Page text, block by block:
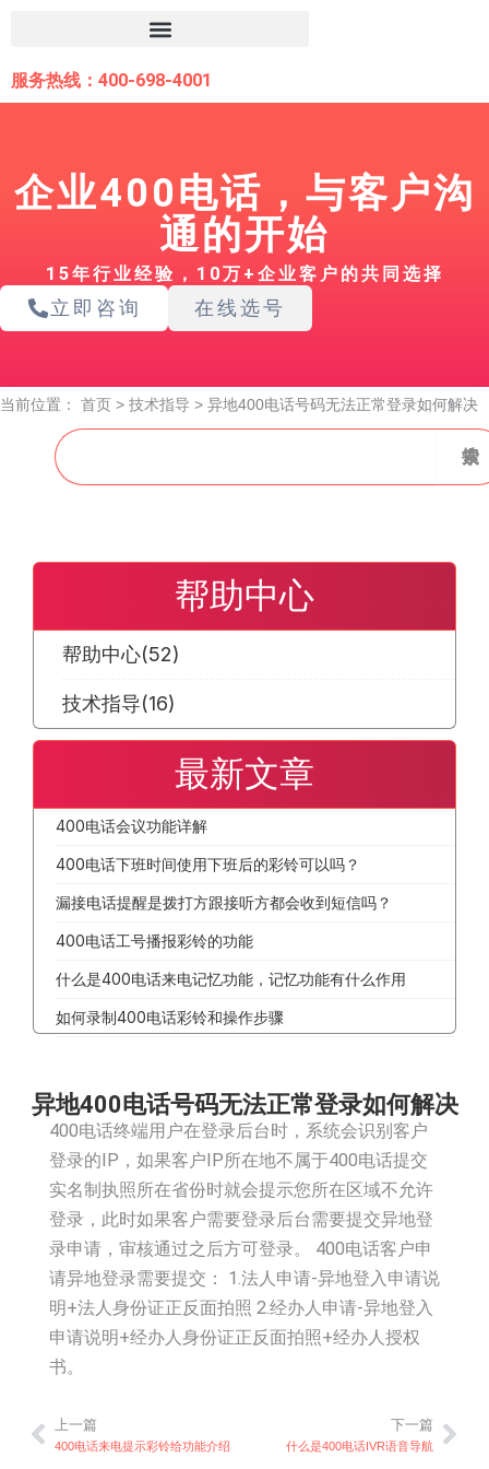
内
容
服务热线：400-698-4001
企业400电话，与客户沟
通的开始
15年行业经验，10万+企业客户的共同选择
立即咨询 在线选号
当前位置： 首页 > 技术指导 > 异地400电话号码无法正常登录如何解决
搜
索
搜索
帮助中心
帮助中心(52)
技术指导(16)
最新文章
400电话会议功能详解
400电话下班时间使用下班后的彩铃可以吗？
漏接电话提醒是拨打方跟接听方都会收到短信吗？
400电话工号播报彩铃的功能
什么是400电话来电记忆功能，记忆功能有什么作用
如何录制400电话彩铃和操作步骤
异地400电话号码无法正常登录如何解决
400电话终端用户在登录后台时，系统会识别客户
登录的IP，如果客户IP所在地不属于400电话提交
实名制执照所在省份时就会提示您所在区域不允许
登录，此时如果客户需要登录后台需要提交异地登
录申请，审核通过之后方可登录。 400电话客户申
请异地登录需要提交： 1.法人申请-异地登入申请说
明+法人身份证正反面拍照 2.经办人申请-异地登入
申请说明+经办人身份证正反面拍照+经办人授权
书。
上一篇
上一篇
400电话来电提示彩铃给功能介绍
下一篇
什么是400电话IVR语音导航下